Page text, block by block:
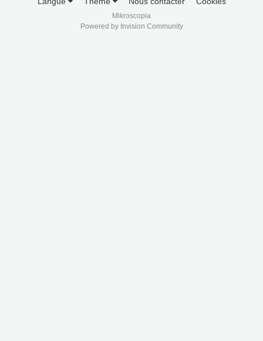
Mikroscopia
Powered by Invision Community